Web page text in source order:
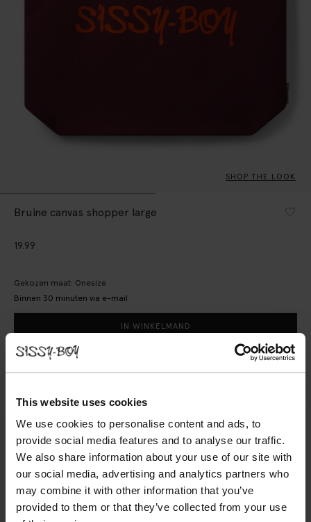
This website uses cookies
We use cookies to personalise content and ads, to
provide social media features and to analyse our traffic.
We also share information about your use of our site with
our social media, advertising and analytics partners who
may combine it with other information that you’ve
provided to them or that they’ve collected from your use
SHOP THE LOOK
Bruine canvas shopper large
19.99
Gekozen maat: Onesize
Binnen 30 minuten via e-mail
IN WINKELMAND
REVIEWS (1)
OMSCHRIJVING